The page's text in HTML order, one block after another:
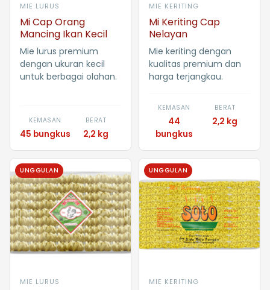
MIE LURUS
Mi Cap Orang
Mancing Ikan Kecil
Mie lurus premium
dengan ukuran kecil
untuk berbagai olahan.
KEMASAN
45 bungkus
BERAT
2,2 kg
MIE KERITING
Mi Keriting Cap
Nelayan
Mie keriting dengan
kualitas premium dan
harga terjangkau.
KEMASAN
44
bungkus
BERAT
2,2 kg
UNGGULAN
MIE LURUS
UNGGULAN
MIE KERITING